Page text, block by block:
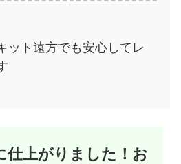
ット遠方でも安心してレ
仕上がりました！お